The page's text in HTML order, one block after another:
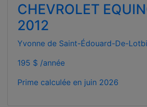
CHEVROLET
2012
Yvonne de Saint-Édouard-De-
195 $ /année
Prime calculée en juin 2026